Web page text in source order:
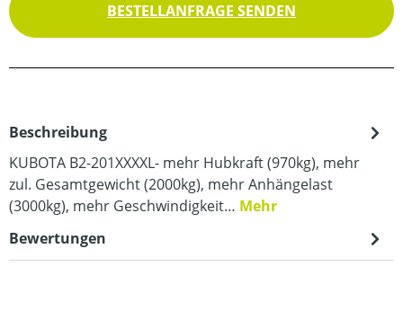
BESTELLANFRAGE SENDEN
Beschreibung
KUBOTA B2-201XXXXL- mehr Hubkraft (970kg), mehr
zul. Gesamtgewicht (2000kg), mehr Anhängelast
(3000kg), mehr Geschwindigkeit… Mehr
Bewertungen